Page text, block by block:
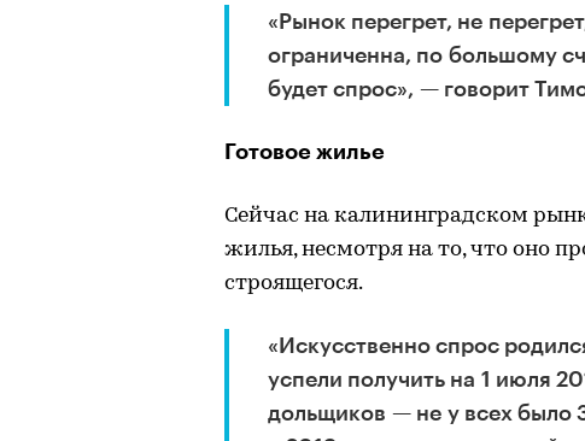
«Рынок перегрет, не
ограниченна, по большому
будет спрос», — говорит
Готовое жилье
Сейчас на калининградском
жилья, несмотря на то, что оно
строящегося.
«Искусственно спрос
успели получить на 1 июля
дольщиков — не у всех было